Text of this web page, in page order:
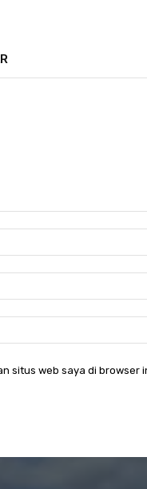
situs web saya di browser